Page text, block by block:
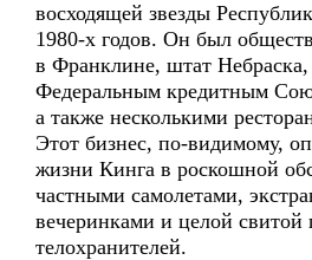
восходящей звезды
1980-х годов. Он был
в Франклине, штат Небраска,
Федеральным кредитным
а также несколькими
Этот бизнес, по-видимому,
жизни Кинга в роскошной
частными самолетами,
вечеринками и целой
телохранителей.